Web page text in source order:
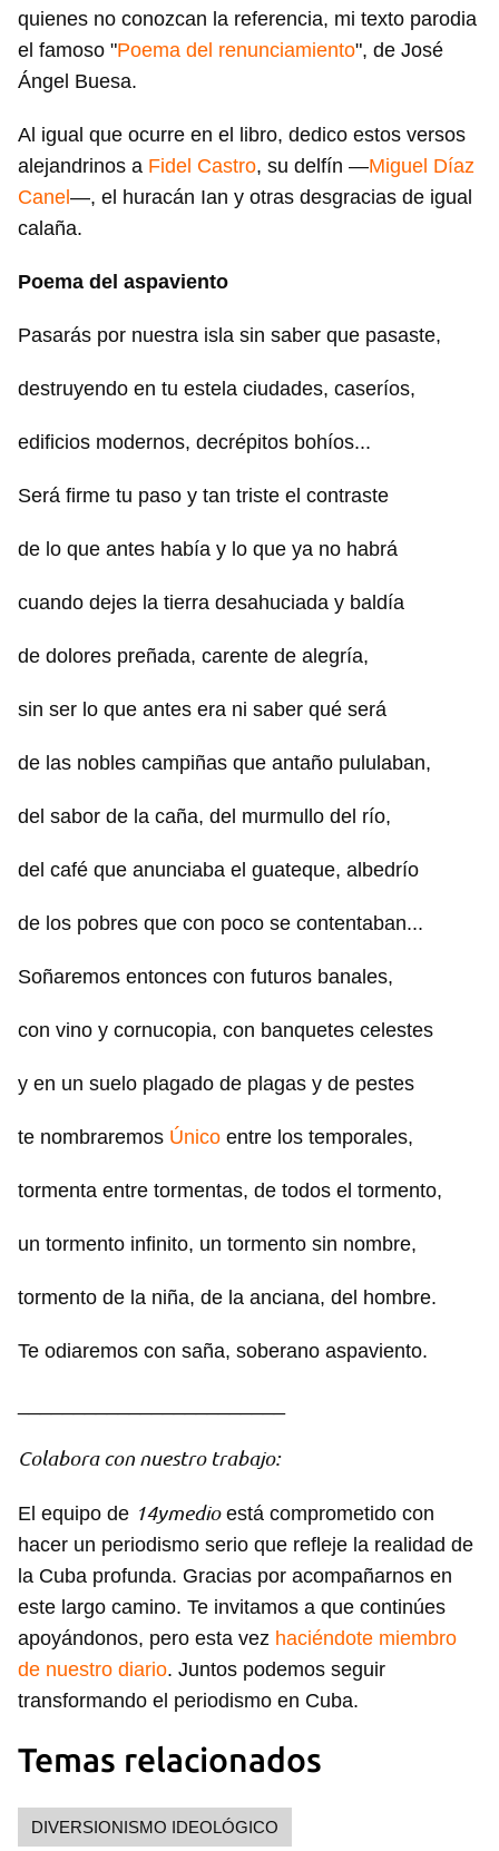
quienes no conozcan la referencia, mi texto parodia
el famoso "Poema del renunciamiento", de José
Ángel Buesa.
Al igual que ocurre en el libro, dedico estos versos
alejandrinos a Fidel Castro, su delfín —Miguel Díaz
Canel —, el huracán Ian y otras desgracias de igual
calaña.
Poema del aspaviento
Pasarás por nuestra isla sin saber que pasaste,
destruyendo en tu estela ciudades, caseríos,
edificios modernos, decrépitos bohíos...
Será firme tu paso y tan triste el contraste
de lo que antes había y lo que ya no habrá
cuando dejes la tierra desahuciada y baldía
de dolores preñada, carente de alegría,
sin ser lo que antes era ni saber qué será
de las nobles campiñas que antaño pululaban,
del sabor de la caña, del murmullo del río,
del café que anunciaba el guateque, albedrío
de los pobres que con poco se contentaban...
Soñaremos entonces con futuros banales,
con vino y cornucopia, con banquetes celestes
y en un suelo plagado de plagas y de pestes
te nombraremos Único entre los temporales,
tormenta entre tormentas, de todos el tormento,
un tormento infinito, un tormento sin nombre,
tormento de la niña, de la anciana, del hombre.
Te odiaremos con saña, soberano aspaviento.
Colabora con nuestro trabajo:
El equipo de 14ymedioestá comprometido con
hacer un periodismo serio que refleje la realidad de
la Cuba profunda. Gracias por acompañarnos en
este largo camino. Te invitamos a que continúes
apoyándonos, pero esta vez haciéndote miembro
de nuestro diario. Juntos podemos seguir
transformando el periodismo en Cuba.
Temas relacionados
DIVERSIONISMO IDEOLÓGICO